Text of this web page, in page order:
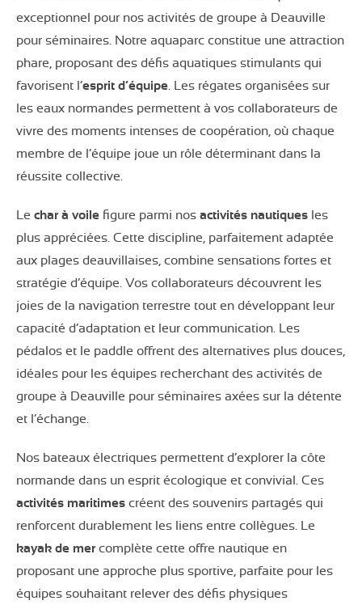
exceptionnel pour nos activités de groupe à Deauville
pour séminaires. Notre aquaparc constitue une attraction
phare, proposant des défis aquatiques stimulants qui
favorisent l’esprit d’équipe. Les régates organisées sur
les eaux normandes permettent à vos collaborateurs de
vivre des moments intenses de coopération, où chaque
membre de l’équipe joue un rôle déterminant dans la
réussite collective.
Le char à voile figure parmi nos activités nautiques les
plus appréciées. Cette discipline, parfaitement adaptée
aux plages deauvillaises, combine sensations fortes et
stratégie d’équipe. Vos collaborateurs découvrent les
joies de la navigation terrestre tout en développant leur
capacité d’adaptation et leur communication. Les
pédalos et le paddle offrent des alternatives plus douces,
idéales pour les équipes recherchant des activités de
groupe à Deauville pour séminaires axées sur la détente
et l’échange.
Nos bateaux électriques permettent d’explorer la côte
normande dans un esprit écologique et convivial. Ces
activités maritimes créent des souvenirs partagés qui
renforcent durablement les liens entre collègues. Le
kayak de mercomplète cette offre nautique en
proposant une approche plus sportive, parfaite pour les
équipes souhaitant relever des défis physiques